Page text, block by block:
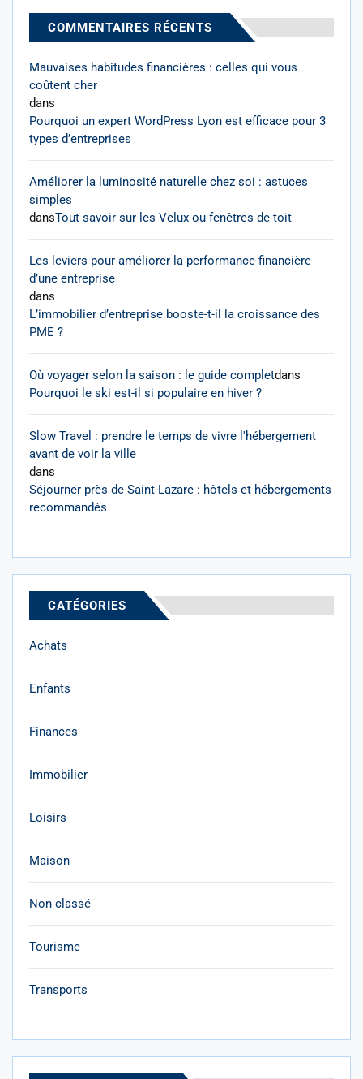
COMMENTAIRES RÉCENTS
Mauvaises habitudes financières : celles qui vous
coûtent cher
dans
Pourquoi un expert WordPress Lyon est efficace pour 3
types d’entreprises
Améliorer la luminosité naturelle chez soi : astuces
simples
dansTout savoir sur les Velux ou fenêtres de toit
Les leviers pour améliorer la performance financière
d’une entreprise
dans
L’immobilier d’entreprise booste-t-il la croissance des
PME ?
Où voyager selon la saison : le guide completdans
Pourquoi le ski est-il si populaire en hiver ?
Slow Travel : prendre le temps de vivre l'hébergement
avant de voir la ville
dans
Séjourner près de Saint-Lazare : hôtels et hébergements
recommandés
CATÉGORIES
Achats
Enfants
Finances
Immobilier
Loisirs
Maison
Non classé
Tourisme
Transports